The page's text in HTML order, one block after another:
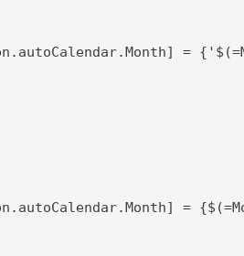
=
=